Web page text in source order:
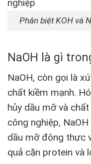
Phân biệt KOH và
NaOH là gì
NaOH, còn gọi là
chất kiềm mạnh.
hủy dầu mỡ và
công nghiệp,
dầu mỡ động thực
quả cặn protein và